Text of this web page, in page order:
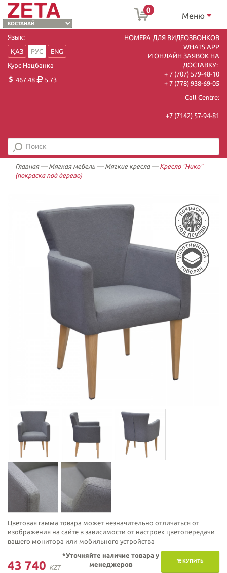
0
Меню
Язык:
ҚАЗ
РУС
ENG
Курс Нацбанка
467.48
5.73
НОМЕРА ДЛЯ ВИДЕОЗВОНКОВ
WHATS APP
И ОНЛАЙН ЗАЯВОК НА
ДОСТАВКУ:
+ 7 (707) 579-48-10
+ 7 (778) 938-69-05
Call Centre:
+7 (7142) 57-94-81
Главная— Мягкая мебель — Мягкие кресла— Кресло "Нико"
(покраска под дерево)
Цветовая гамма товара может незначительно отличаться от
изображения на сайте в зависимости от настроек цветопередачи
вашего монитора или мобильного устройства
43 740 KZT
КУПИТЬ
*Уточняйте наличие товара у
менеджеров